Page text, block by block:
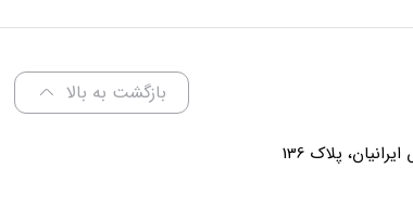
بازگشت به بالا